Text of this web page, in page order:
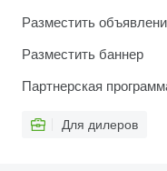
Разместить
Разместить баннер
Партнерская
Для дилеров